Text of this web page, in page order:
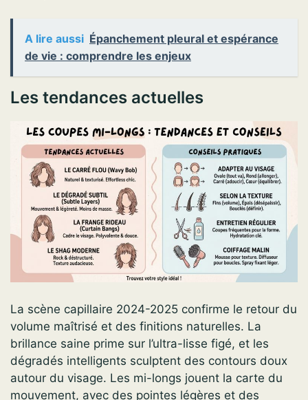
A lire aussi Épanchement pleural et espérance
de vie : comprendre les enjeux
Les tendances actuelles
La scène capillaire 2024-2025 confirme le retour du
volume maîtrisé et des finitions naturelles. La
brillance saine prime sur l’ultra-lisse figé, et les
dégradés intelligents sculptent des contours doux
autour du visage. Les mi-longs jouent la carte du
mouvement, avec des pointes légères et des